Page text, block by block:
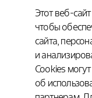
код на
приложения
цифровой
Этот веб-
чтобы
сайта,
и
Cookies
об